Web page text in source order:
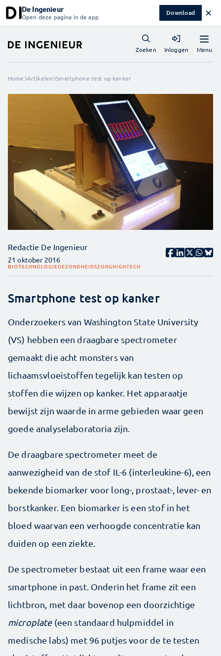
De Ingenieur
Open deze pagina in de app Download ✕
Menu
Zoeken Inloggen
Home Artikelen Smartphone test op kanker
Redactie De Ingenieur
21 oktober 2016
BIOTECHNOLOGIEGEZONDHEIDSZORGHIGHTECH
Smartphone test op kanker
Onderzoekers van Washington State University
(VS) hebben een draagbare spectrometer
gemaakt die acht monsters van
lichaamsvloeistoffen tegelijk kan testen op
stoffen die wijzen op kanker. Het apparaatje
bewijst zijn waarde in arme gebieden waar geen
goede analyselaboratoria zijn.
De draagbare spectrometer meet de
aanwezigheid van de stof IL-6 (interleukine-6), een
bekende biomarker voor long-, prostaat-, lever- en
borstkanker. Een biomarker is een stof in het
bloed waarvan een verhoogde concentratie kan
duiden op een ziekte.
De spectrometer bestaat uit een frame waar een
smartphone in past. Onderin het frame zit een
lichtbron, met daar bovenop een doorzichtige
microplate(een standaard hulpmiddel in
medische labs) met 96 putjes voor de te testen